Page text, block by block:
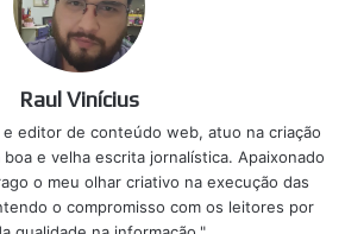
Raul Vinícius
e editor de conteúdo web, atuo na criação
e velha escrita jornalística. Apaixonado
o meu olhar criativo na execução das
o compromisso com os leitores por